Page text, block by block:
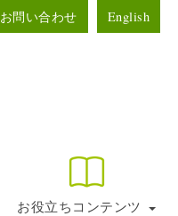
English
お問い合わせ
お役立ちコンテンツ